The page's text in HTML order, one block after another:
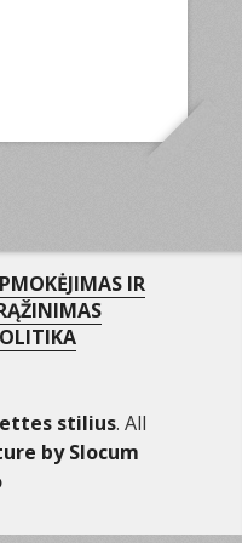
IR
stilius. All
by Slocum